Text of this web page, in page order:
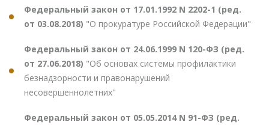
Федеральный закон от 17.01.1992 N 2202-1 (ред.
от 03.08.2018) "О прокуратуре Российской Федерации"
Федеральный закон от 24.06.1999 N 120-ФЗ (ред.
от 27.06.2018) "Об основах системы профилактики
безнадзорности и правонарушений
несовершеннолетних"
Федеральный закон от 05.05.2014 N 91-ФЗ (ред.